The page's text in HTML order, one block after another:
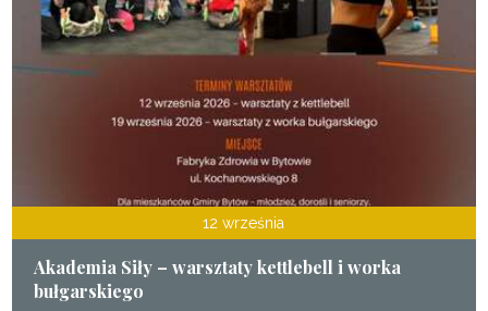
12 września
Akademia Siły – warsztaty kettlebell i worka
bułgarskiego